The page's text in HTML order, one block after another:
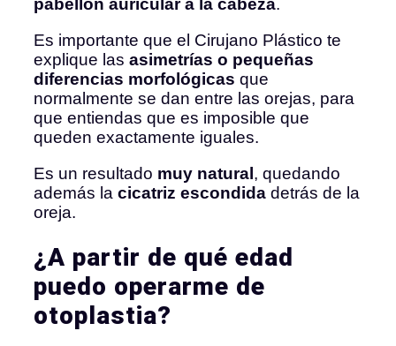
pabellón auricular a la cabeza.
Es importante que el Cirujano Plástico te
explique las asimetrías o pequeñas
diferencias morfológicas que
normalmente se dan entre las orejas, para
que entiendas que es imposible que
queden exactamente iguales.
Es un resultado muy natural , quedando
además la cicatriz escondida detrás de la
oreja.
¿A partir de qué edad
puedo operarme de
otoplastia?